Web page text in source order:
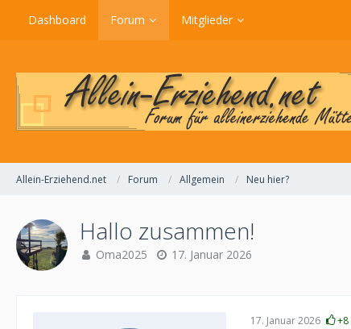
Dashboard Forum Mitglieder
Allein-Erziehend.net Forum Allgemein Neu hier?
Hallo zusammen!
Oma2025 17. Januar 2026
17. Januar 2026 +8